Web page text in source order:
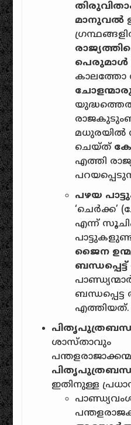
മാനുവൽ
പെരുമാൾ
മധുരയിൽ
ചെയ്ത്
എത്തി
പഴയ
‘ചെർക്ക’
എന്ന്
ജൈന
ബന്ധപ്പെട്ട്
എത്തിയത്.
ശാസ്താവും
ഇതിനുള്ള